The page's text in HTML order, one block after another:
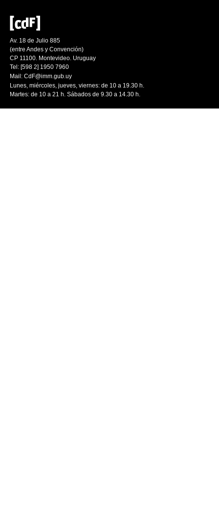
Av. 18 de Julio 885
(entre Andes y Convención)
CP 11100. Montevideo. Uruguay
Tel: [598 2] 1950 7960
Mail: CdF@imm.gub.uy
Lunes, miércoles, jueves, viernes: de 10 a 19.30 h.
Martes: de 10 a 21 h. Sábados de 9.30 a 14.30 h.